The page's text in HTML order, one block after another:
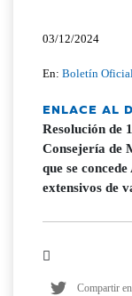
03/12/2024
En:Boletín
ENLACE AL
Resolución de
Consejería de
que se
extensivos de
Compartir